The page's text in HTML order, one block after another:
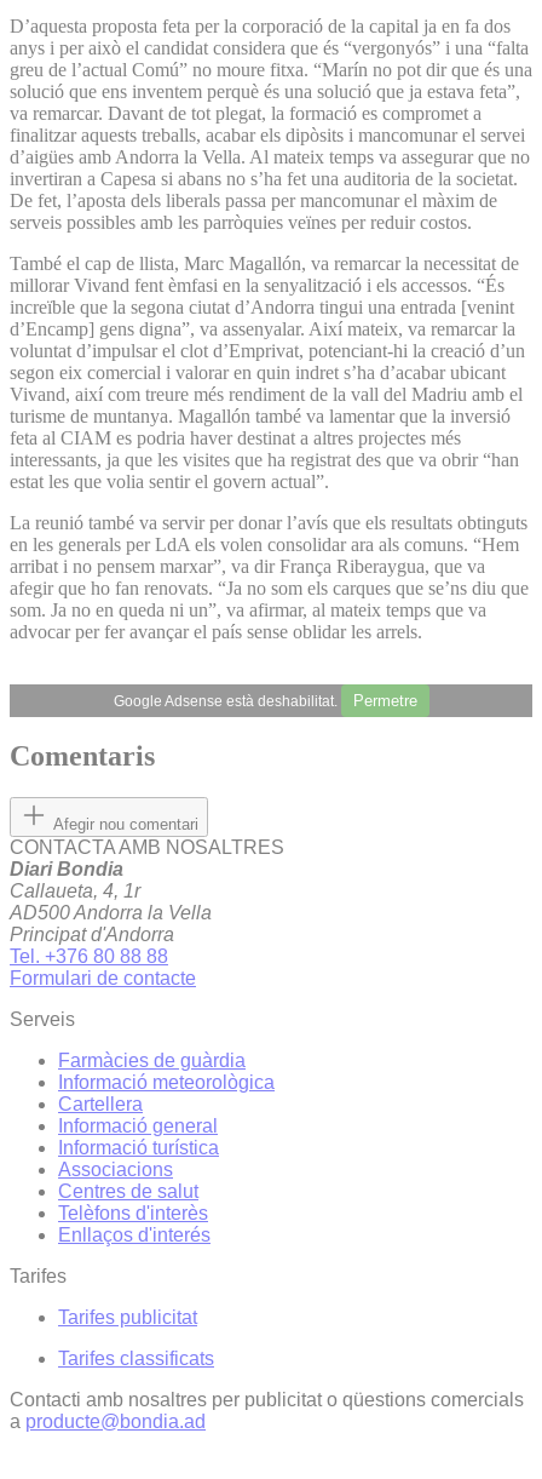
D’aquesta proposta feta per la corporació de la capital ja en fa dos
anys i per això el candidat considera que és “vergonyós” i una “falta
greu de l’actual Comú” no moure fitxa. “Marín no pot dir que és una
solució que ens inventem perquè és una solució que ja estava feta”,
va remarcar. Davant de tot plegat, la formació es compromet a
finalitzar aquests treballs, acabar els dipòsits i mancomunar el servei
d’aigües amb Andorra la Vella. Al mateix temps va assegurar que no
invertiran a Capesa si abans no s’ha fet una auditoria de la societat.
De fet, l’aposta dels liberals passa per mancomunar el màxim de
serveis possibles amb les parròquies veïnes per reduir costos.
També el cap de llista, Marc Magallón, va remarcar la necessitat de
millorar Vivand fent èmfasi en la senyalització i els accessos. “És
increïble que la segona ciutat d’Andorra tingui una entrada [venint
d’Encamp] gens digna”, va assenyalar. Així mateix, va remarcar la
voluntat d’impulsar el clot d’Emprivat, potenciant-hi la creació d’un
segon eix comercial i valorar en quin indret s’ha d’acabar ubicant
Vivand, així com treure més rendiment de la vall del Madriu amb el
turisme de muntanya. Magallón també va lamentar que la inversió
feta al CIAM es podria haver destinat a altres projectes més
interessants, ja que les visites que ha registrat des que va obrir “han
estat les que volia sentir el govern actual”.
La reunió també va servir per donar l’avís que els resultats obtinguts
en les generals per LdA els volen consolidar ara als comuns. “Hem
arribat i no pensem marxar”, va dir França Riberaygua, que va
afegir que ho fan renovats. “Ja no som els carques que se’ns diu que
som. Ja no en queda ni un”, va afirmar, al mateix temps que va
advocar per fer avançar el país sense oblidar les arrels.
Google Adsense està deshabilitat. Permetre
Comentaris
Afegir nou comentari
CONTACTA AMB NOSALTRES
Diari Bondia
Callaueta, 4, 1r
AD500 Andorra la Vella
Principat d'Andorra
Tel. +376 80 88 88
Formulari de contacte
Serveis
Farmàcies de guàrdia
Informació meteorològica
Cartellera
Informació general
Informació turística
Associacions
Centres de salut
Telèfons d'interès
Enllaços d'interés
Tarifes
Tarifes publicitat
Tarifes classificats
Contacti amb nosaltres per publicitat o qüestions comercials
a producte@bondia.ad